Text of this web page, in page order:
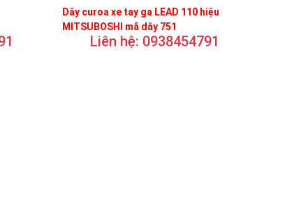
Dây curoa xe tay ga LEAD 110 hiệu
MITSUBOSHI mã dây 751
Liên hệ: 0938454791